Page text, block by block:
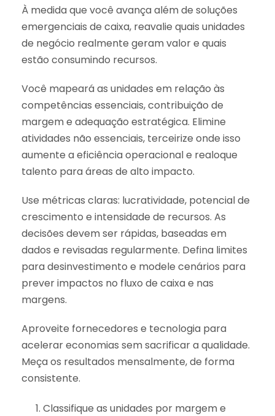
À medida que você avança além de soluções
emergenciais de caixa, reavalie quais unidades
de negócio realmente geram valor e quais
estão consumindo recursos.
Você mapeará as unidades em relação às
competências essenciais, contribuição de
margem e adequação estratégica. Elimine
atividades não essenciais, terceirize onde isso
aumente a eficiência operacional e realoque
talento para áreas de alto impacto.
Use métricas claras: lucratividade, potencial de
crescimento e intensidade de recursos. As
decisões devem ser rápidas, baseadas em
dados e revisadas regularmente. Defina limites
para desinvestimento e modele cenários para
prever impactos no fluxo de caixa e nas
margens.
Aproveite fornecedores e tecnologia para
acelerar economias sem sacrificar a qualidade.
Meça os resultados mensalmente, de forma
consistente.
Classifique as unidades por margem e